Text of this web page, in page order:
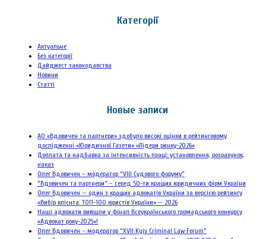
Категорії
Актуальне
Без категорії
Дайджест законодавства
Новини
Статті
Новые записи
АО «Вдовичен та партнери» здобуло високі оцінки в рейтинговому
дослідженні «Юридичної Газети» «Лідери ринку-2026»
Доплата та надбавка за інтенсивність праці: установлення, розрахунок,
наказ
Олег Вдовичен – модератор “VIII Судового форуму”
“Вдовичен та партнери” – серед 50-ти кращих юридичних фірм України
Олег Вдовичен — один з кращих адвокатів України за версією рейтингу
«Вибір клієнта. ТОП-100 юристів України» — 2026
Наші адвокати вийшли у фінал Всеукраїнського громадського конкурсу
«Адвокат року-2025»!
Олег Вдовичен – модератор “XVII Kyiv Criminal Law Forum”